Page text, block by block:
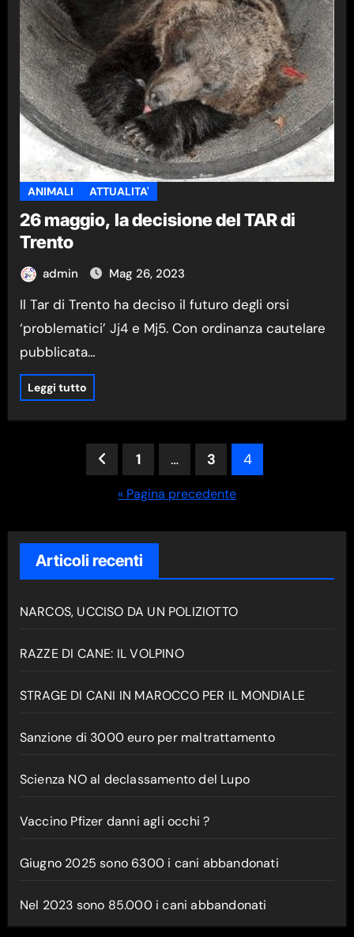
ANIMALI ATTUALITA'
26 maggio, la decisione del TAR di
Trento
admin Mag 26, 2023
Il Tar di Trento ha deciso il futuro degli orsi
‘problematici’ Jj4 e Mj5. Con ordinanza cautelare
pubblicata…
Leggi tutto
Paginazione
articoli
1 … 3 4
« Pagina precedente
Articoli recenti
NARCOS, UCCISO DA UN POLIZIOTTO
RAZZE DI CANE: IL VOLPINO
STRAGE DI CANI IN MAROCCO PER IL MONDIALE
Sanzione di 3000 euro per maltrattamento
Scienza NO al declassamento del Lupo
Vaccino Pfizer danni agli occhi ?
Giugno 2025 sono 6300 i cani abbandonati
Nel 2023 sono 85.000 i cani abbandonati